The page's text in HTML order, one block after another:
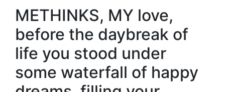
METHINKS, MY love,
before the daybreak of
life you stood under
some waterfall of happy